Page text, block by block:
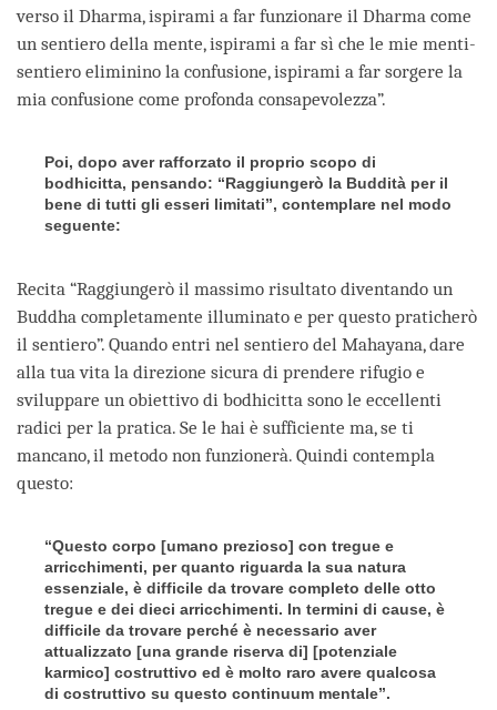
verso il Dharma, ispirami a far funzionare il Dharma come
un sentiero della mente, ispirami a far sì che le mie menti-
sentiero eliminino la confusione, ispirami a far sorgere la
mia confusione come profonda consapevolezza”.
Poi, dopo aver rafforzato il proprio scopo di
bodhicitta, pensando: “Raggiungerò la Buddità per il
bene di tutti gli esseri limitati”, contemplare nel modo
seguente:
Recita “Raggiungerò il massimo risultato diventando un
Buddha completamente illuminato e per questo praticherò
il sentiero”. Quando entri nel sentiero del Mahayana, dare
alla tua vita la direzione sicura di prendere rifugio e
sviluppare un obiettivo di bodhicitta sono le eccellenti
radici per la pratica. Se le hai è sufficiente ma, se ti
mancano, il metodo non funzionerà. Quindi contempla
questo:
“Questo corpo [umano prezioso] con tregue e
arricchimenti, per quanto riguarda la sua natura
essenziale, è difficile da trovare completo delle otto
tregue e dei dieci arricchimenti. In termini di cause, è
difficile da trovare perché è necessario aver
attualizzato [una grande riserva di] [potenziale
karmico] costruttivo ed è molto raro avere qualcosa
di costruttivo su questo continuum mentale”.